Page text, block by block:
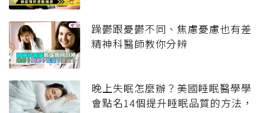
躁鬱跟憂鬱不同、焦慮憂慮也有差
精神科醫師教你分辨
晚上失眠怎麼辦？美國睡眠醫學學
會點名14個提升睡眠品質的方法，